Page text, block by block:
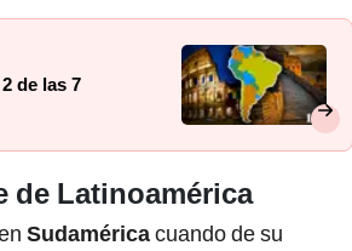
de las 7
de Latinoamérica
Sudaméricacuando de su